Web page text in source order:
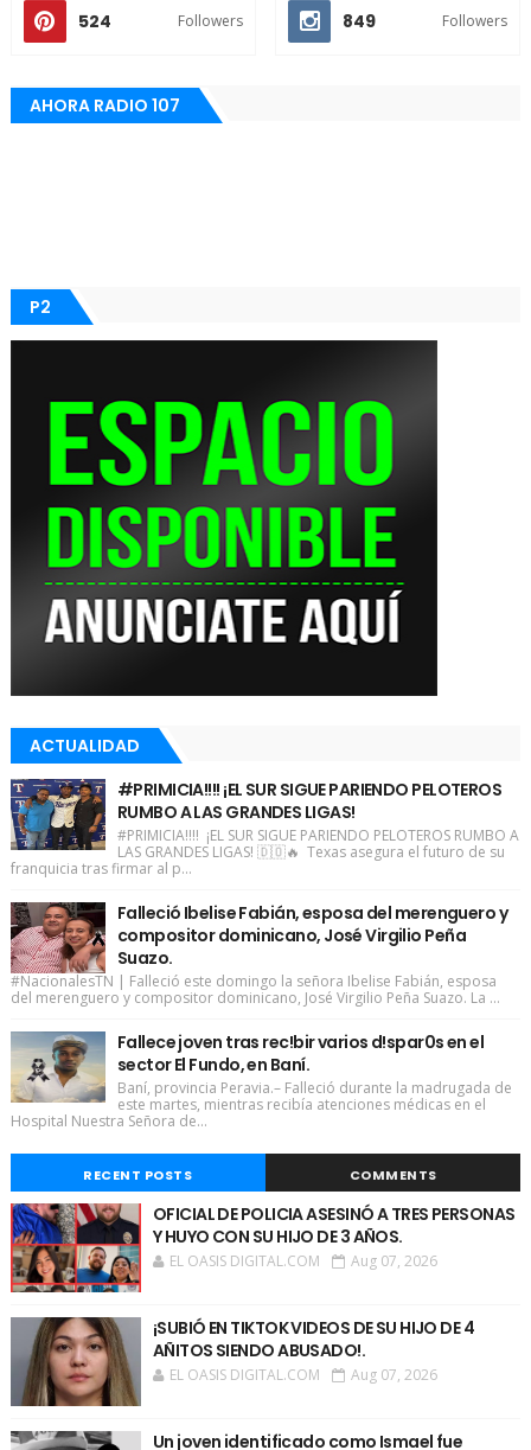
524 Followers 849 Followers
AHORA RADIO 107
P2
ACTUALIDAD
#PRIMICIA!!!! ¡EL SUR SIGUE PARIENDO PELOTEROS
RUMBO A LAS GRANDES LIGAS!
#PRIMICIA!!!! ¡EL SUR SIGUE PARIENDO PELOTEROS RUMBO A
LAS GRANDES LIGAS! 🇩🇴🔥 Texas asegura el futuro de su
franquicia tras firmar al p...
Falleció Ibelise Fabián, esposa del merenguero y
compositor dominicano, José Virgilio Peña
Suazo.
#NacionalesTN | Falleció este domingo la señora Ibelise Fabián, esposa
del merenguero y compositor dominicano, José Virgilio Peña Suazo. La ...
Fallece joven tras rec!bir varios d!spar0s en el
sector El Fundo, en Baní.
Baní, provincia Peravia.– Falleció durante la madrugada de
este martes, mientras recibía atenciones médicas en el
Hospital Nuestra Señora de...
RECENT POSTS COMMENTS
OFICIAL DE POLICIA ASESINÓ A TRES PERSONAS
Y HUYO CON SU HIJO DE 3 AÑOS.
EL OASIS DIGITAL.COM Aug 07, 2026
¡SUBIÓ EN TIKTOK VIDEOS DE SU HIJO DE 4
AÑITOS SIENDO ABUSADO!.
EL OASIS DIGITAL.COM Aug 07, 2026
Un joven identificado como Ismael fue